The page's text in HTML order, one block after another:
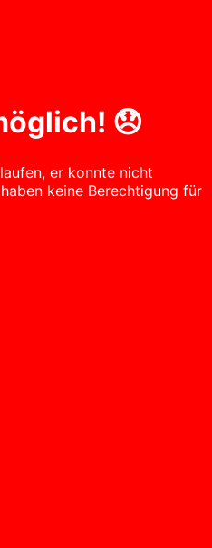
😞
er konnte nicht
keine Berechtigung für